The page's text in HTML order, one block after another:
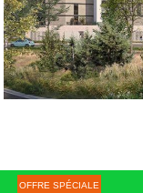
OFFRE SPÉCIALE